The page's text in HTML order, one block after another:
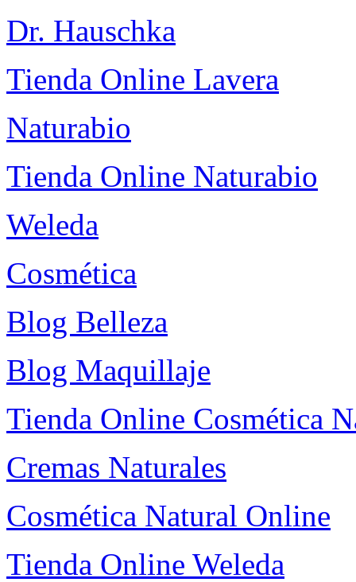
Dr. Hauschka
Tienda Online Lavera
Naturabio
Tienda Online Naturabio
Weleda
Cosmética
Blog Belleza
Blog Maquillaje
Tienda Online Cosmética
Cremas Naturales
Cosmética Natural Online
Tienda Online Weleda